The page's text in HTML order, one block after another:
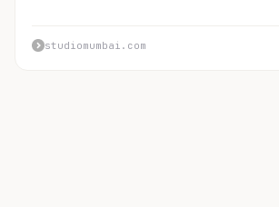
studiomumbai.com